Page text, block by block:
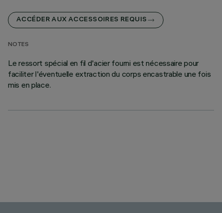
ACCÉDER AUX ACCESSOIRES REQUIS
NOTES
Le ressort spécial en fil d'acier fourni est nécessaire pour
faciliter l'éventuelle extraction du corps encastrable une fois
mis en place.